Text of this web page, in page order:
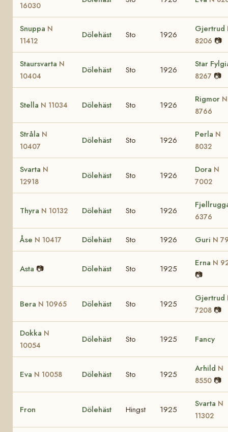
16030
Snuppa N
11412
Dölehäst Sto 1926
Gjertrud
8206 📷
Staursvarta N
10404
Dölehäst Sto 1926
Star
8267 📷
Stella N 11034 Dölehäst Sto 1926
Rigmor N
8766
Stråla N
10407
Dölehäst Sto 1926
Perla N
8032
Svarta N
12918
Dölehäst Sto 1926
Dora N
7002
Thyra N 10132 Dölehäst Sto 1926
6376
Åse N 10417 Dölehäst Sto 1926 Guri N
Asta 📷 Dölehäst Sto 1925
Erna N
📷
Bera N 10965 Dölehäst Sto 1925
Gjertrud
7208 📷
Dokka N
10054
Dölehäst Sto 1925 Fancy
Eva N 10058 Dölehäst Sto 1925
Arhild N
8550 📷
Fron Dölehäst Hingst 1925
Svarta N
11302